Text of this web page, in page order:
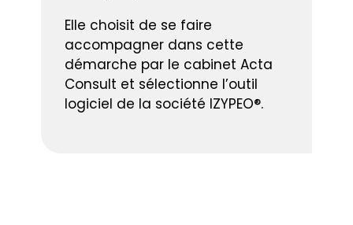
Elle choisit de se faire
accompagner dans cette
démarche par le cabinet Acta
Consult et sélectionne l’outil
logiciel de la société IZYPEO®.